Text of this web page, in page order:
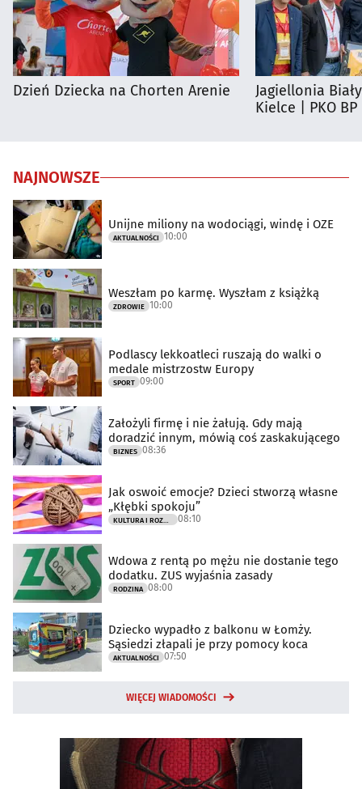
Dzień Dziecka na Chorten Arenie
Jagiellonia
Kielce | PKO
NAJNOWSZE
Unijne miliony na wodociągi, windę i OZE
AKTUALNOŚCI 10:00
Weszłam po karmę. Wyszłam z książką
ZDROWIE 10:00
Podlascy lekkoatleci ruszają do walki o
medale mistrzostw Europy
SPORT 09:00
Założyli firmę i nie żałują. Gdy mają
doradzić innym, mówią coś zaskakującego
BIZNES 08:36
Jak oswoić emocje? Dzieci stworzą własne
„Kłębki spokoju”
08:10
Wdowa z rentą po mężu nie dostanie tego
dodatku. ZUS wyjaśnia zasady
RODZINA 08:00
Dziecko wypadło z balkonu w Łomży.
Sąsiedzi złapali je przy pomocy koca
AKTUALNOŚCI 07:50
WIĘCEJ WIADOMOŚCI